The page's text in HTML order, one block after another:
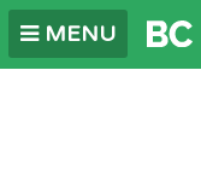
MENU